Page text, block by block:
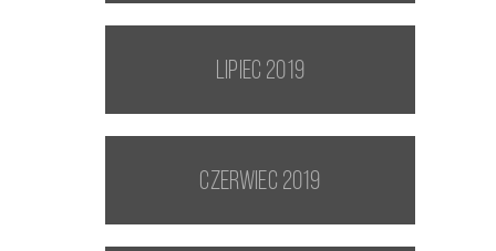
lipiec 2019
czerwiec 2019